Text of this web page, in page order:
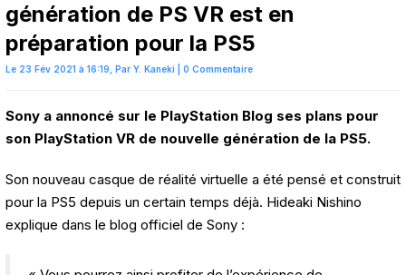
génération de PS VR est en
préparation pour la PS5
Le 23 Fév 2021 à 16:19, Par Y. Kaneki 0 Commentaire
Sony a annoncé sur le PlayStation Blog ses plans pour
son PlayStation VR de nouvelle génération de la PS5.
Son nouveau casque de réalité virtuelle a été pensé et construit
pour la PS5 depuis un certain temps déjà. Hideaki Nishino
explique dans le blog officiel de Sony :